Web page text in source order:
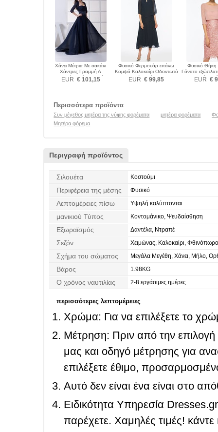
Χάνει Μέτρια Με σακάκι
Χάντρες Γραμμή Α
Φερμουάρ επάνω Μητέρα
φόρεμα
EUR € 101,15
Φυσικό Φερμουάρ επάνω
Κομψό Καλοκαίρι Οδοντωτό
Μητέρα φόρεμα
EUR € 99,85
Φυσικό Θήκη
Γόνατο
Μητέρα
EUR €
Περισσότερα προϊόντα
Συν μέγεθος μητέρα της νύφης φορέματα μητέρα φορέματα
Μητέρα φόρεμα
Περιγραφή προϊόντος
Σιλουέτα Κοστούμι
Περιφέρεια της μέσης Φυσικό
Λεπτομέρειες πίσω Υψηλή καλύπτονται
μανικιού Τύπος Κοντομάνικο, Ψευδαίσθηση
Εξωραϊσμός Δαντέλα, Ντραπέ
Σεζόν Χειμώνας, Καλοκαίρι,
Σχήμα του σώματος
Μεγάλα Μεγέθη, Χάνει, Μήλο,
Κλεψύδρα
Βάρος 1.98KG
Ο χρόνος ναυτιλίας 2-8 εργάσιμες ημέρες.
περισσότερες λεπτομέρειες
Χρώμα: Για να επιλέξετε το
Μέτρηση: Πριν από την
μας και οδηγό μέτρησης για
επιλέξετε έθιμο,
Αυτό δεν είναι ένα είναι στο
Ειδικότητα Υπηρεσία
παρέχετε. Χαμηλές τιμές! κάντε